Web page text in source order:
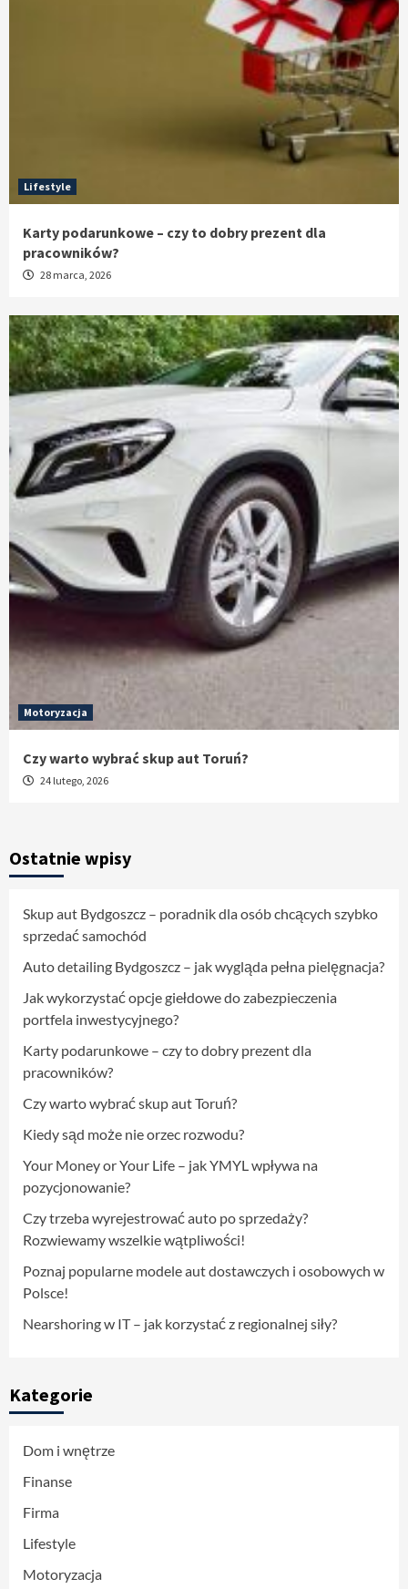
Lifestyle
Karty podarunkowe – czy to dobry prezent dla
pracowników?
28 marca, 2026
Motoryzacja
Czy warto wybrać skup aut Toruń?
24 lutego, 2026
Ostatnie wpisy
Skup aut Bydgoszcz – poradnik dla osób chcących szybko
sprzedać samochód
Auto detailing Bydgoszcz – jak wygląda pełna pielęgnacja?
Jak wykorzystać opcje giełdowe do zabezpieczenia
portfela inwestycyjnego?
Karty podarunkowe – czy to dobry prezent dla
pracowników?
Czy warto wybrać skup aut Toruń?
Kiedy sąd może nie orzec rozwodu?
Your Money or Your Life – jak YMYL wpływa na
pozycjonowanie?
Czy trzeba wyrejestrować auto po sprzedaży?
Rozwiewamy wszelkie wątpliwości!
Poznaj popularne modele aut dostawczych i osobowych w
Polsce!
Nearshoring w IT – jak korzystać z regionalnej siły?
Kategorie
Dom i wnętrze
Finanse
Firma
Lifestyle
Motoryzacja